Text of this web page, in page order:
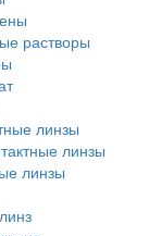
растворы
линзы
линзы
линзы